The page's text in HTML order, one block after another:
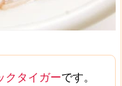
クタイガーです。